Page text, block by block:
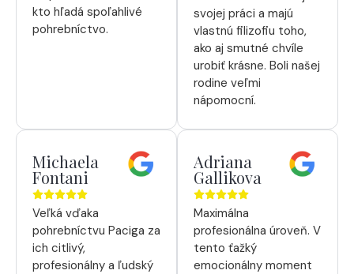
kto hľadá spoľahlivé
pohrebníctvo.
svojej práci a majú
vlastnú filizofiu toho,
ako aj smutné chvíle
urobiť krásne. Boli našej
rodine veľmi
nápomocní.
Michaela
Fontani
Veľká vďaka
pohrebníctvu Paciga za
ich citlivý,
profesionálny a ľudský
Adriana
Gallikova
Maximálna
profesionálna úroveň. V
tento ťažký
emocionálny moment